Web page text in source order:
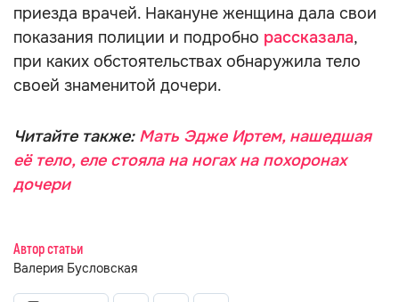
приезда врачей. Накануне женщина дала свои
показания полиции и подробно рассказала,
при каких обстоятельствах обнаружила тело
своей знаменитой дочери.
Читайте также: Мать Эдже Иртем, нашедшая
её тело, еле стояла на ногах на похоронах
дочери
Автор статьи
Валерия Бусловская